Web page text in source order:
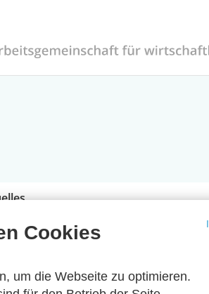
Cookies
um die Webseite zu optimieren.